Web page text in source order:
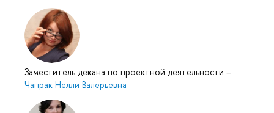
Заместитель декана по проектной деятельности –
Чапрак Нелли Валерьевна